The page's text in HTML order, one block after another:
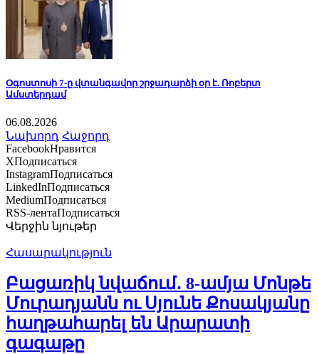
Օգոստոսի 7-ը վտանգավոր շրջադարձի օր է. Ռոբերտ
Ամստերդամ
06.08.2026
Նախորդ Հաջորդ
FacebookНравится
XПодписаться
InstagramПодписаться
LinkedInПодписаться
MediumПодписаться
RSS-лентаПодписаться
Վերջին նյութեր
Հասարակություն
Բացառիկ նվաճում․ 8-ամյա Մոնթե
Մուրադյանն ու Սյունե Քոսակյանը
հաղթահարել են Արարատի
գագաթը